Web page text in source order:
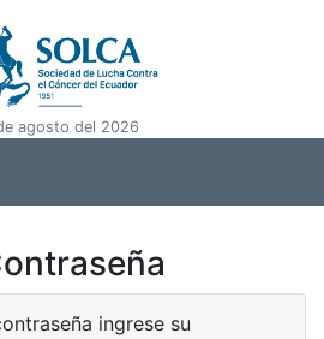
agosto del 2026
ingrese su